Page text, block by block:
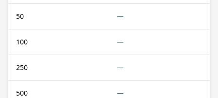
50 —
100 —
250 —
500 —